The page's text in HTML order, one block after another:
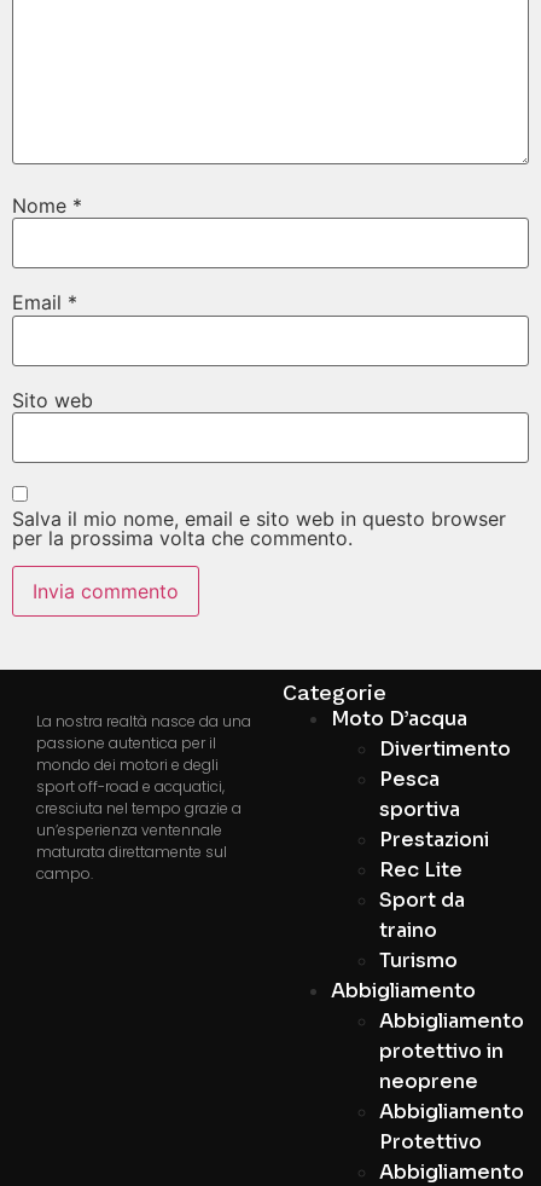
Nome *
Email *
Sito web
Salva il mio nome, email e sito web in questo browser
per la prossima volta che commento.
La nostra realtà nasce da una
passione autentica per il
mondo dei motori e degli
sport off-road e acquatici,
cresciuta nel tempo grazie a
un’esperienza ventennale
maturata direttamente sul
campo.
Categorie
Moto D’acqua
Divertimento
Pesca
sportiva
Prestazioni
Rec Lite
Sport da
traino
Turismo
Abbigliamento
Abbigliamento
protettivo in
neoprene
Abbigliamento
Protettivo
Abbigliamento